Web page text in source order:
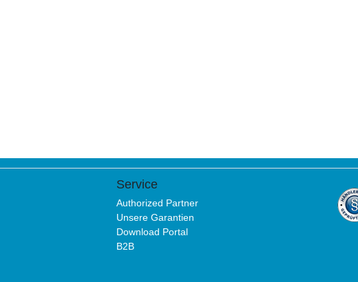
Service
Authorized Partner
Unsere Garantien
Download Portal
B2B